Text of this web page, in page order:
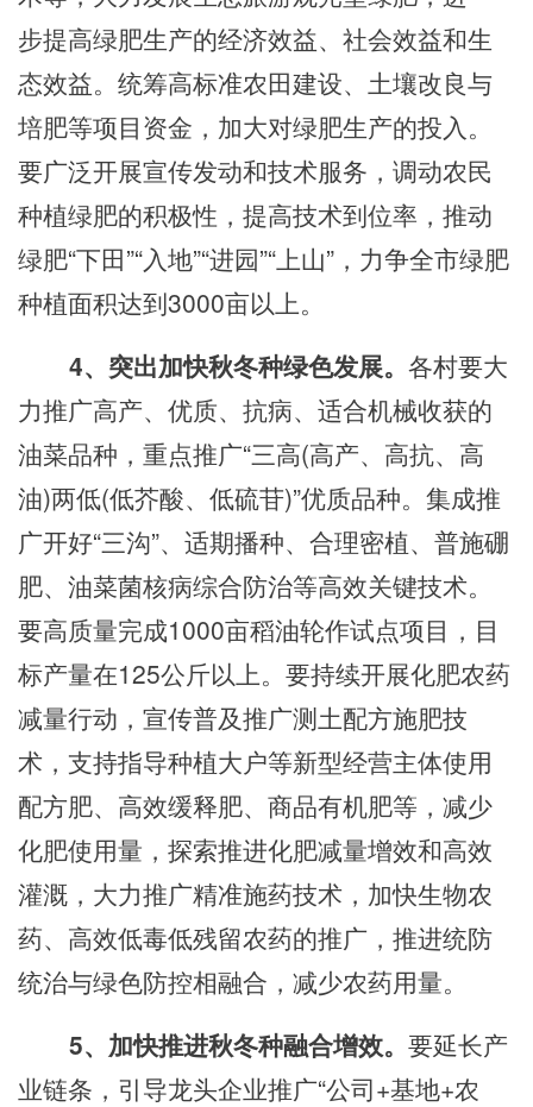
步提高绿肥生产的经济效益、社会效益和生
态效益。统筹高标准农田建设、土壤改良与
培肥等项目资金，加大对绿肥生产的投入。
要广泛开展宣传发动和技术服务，调动农民
种植绿肥的积极性，提高技术到位率，推动
绿肥“下田”“入地”“进园”“上山”，力争全市绿肥
种植面积达到3000亩以上。
4、突出加快秋冬种绿色发展。 各村要大
力推广高产、优质、抗病、适合机械收获的
油菜品种，重点推广“三高(高产、高抗、高
油)两低(低芥酸、低硫苷)”优质品种。集成推
广开好“三沟”、适期播种、合理密植、普施硼
肥、油菜菌核病综合防治等高效关键技术。
要高质量完成1000亩稻油轮作试点项目，目
标产量在125公斤以上。要持续开展化肥农药
减量行动，宣传普及推广测土配方施肥技
术，支持指导种植大户等新型经营主体使用
配方肥、高效缓释肥、商品有机肥等 ，减少
化肥使用量，探索推进化肥减量增效和高效
灌溉，大力推广精准施药技术，加快生物农
药、高效低毒低残留农药的推广，推进统防
统治与绿色防控相融合，减少农药用量。
5、加快推进秋冬种融合增效。 要延长产
业链条，引导龙头企业推广“公司+基地+农